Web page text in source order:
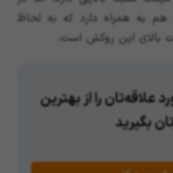
هم به همراه دارد که به لحاظ
بالای این روکش است.
علاقه‌تان را از بهترین
بگیرید